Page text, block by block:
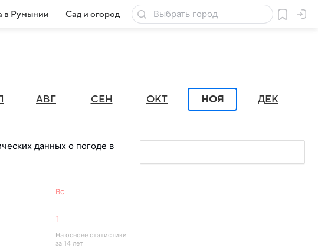
в Румынии Сад и огород Товары для дачи
АВГ СЕН ОКТ НОЯ ДЕК
данных о погоде в
Вс
1
На основе статистики
за 14 лет